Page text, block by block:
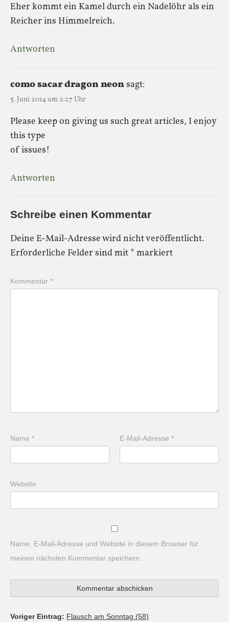
Eher kommt ein Kamel durch ein Nadelöhr als ein
Reicher ins Himmelreich.
Antworten
como sacar dragon neonsagt:
5. Juni 2014 um 2:27 Uhr
Please keep on giving us such great articles, I enjoy
this type
of issues!
Antworten
Schreibe einen Kommentar
Deine E-Mail-Adresse wird nicht veröffentlicht.
Erforderliche Felder sind mit * markiert
Kommentar *
Name * E-Mail-Adresse*
Website
Name, E-Mail-Adresse und Website in diesem Browser für
meinen nächsten Kommentar speichern.
Voriger Eintrag: Flausch am Sonntag (58)